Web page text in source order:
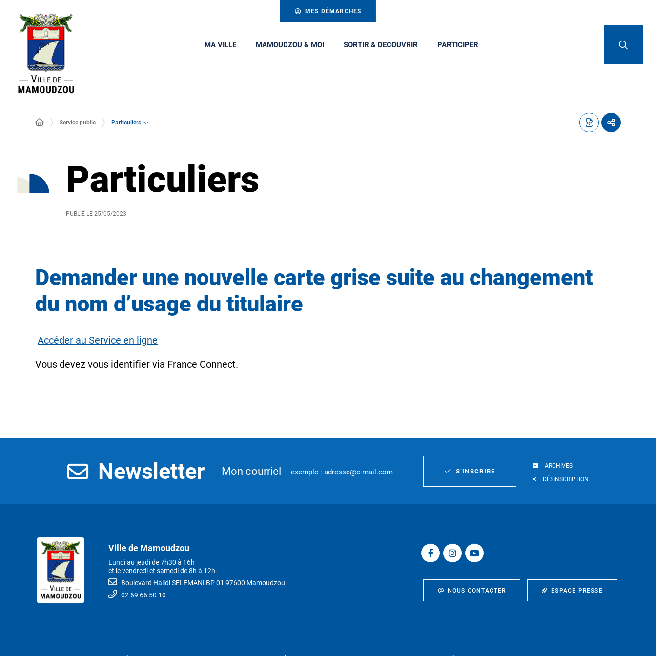
MES DÉMARCHES
MA VILLE MAMOUDZOU & MOI SORTIR & DÉCOUVRIR PARTICIPER
Service public Particuliers
Particuliers
PUBLIÉ LE 25/05/2023
Demander une nouvelle carte grise suite au changement
du nom d’usage du titulaire
Accéder au Service en ligne
Vous devez vous identifier via France Connect.
Newsletter Mon courriel S’INSCRIRE
ARCHIVES
DÉSINSCRIPTION
Ville de Mamoudzou
Lundi au jeudi de 7h30 à 16h
et le vendredi et samedi de 8h à 12h.
Boulevard Halidi SELEMANI BP 01 97600 Mamoudzou
02 69 66 50 10
NOUS CONTACTER ESPACE PRESSE